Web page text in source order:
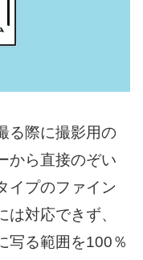
る際に撮影用の
から直接のぞい
イプのファイン
対応できず、
写る範囲を100％